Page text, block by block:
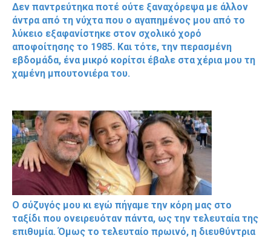
Δεν παντρεύτηκα ποτέ ούτε ξαναχόρεψα με άλλον
άντρα από τη νύχτα που ο αγαπημένος μου από το
λύκειο εξαφανίστηκε στον σχολικό χορό
αποφοίτησης το 1985. Και τότε, την περασμένη
εβδομάδα, ένα μικρό κορίτσι έβαλε στα χέρια μου τη
χαμένη μπουτονιέρα του.
Ο σύζυγός μου κι εγώ πήγαμε την κόρη μας στο
ταξίδι που ονειρευόταν πάντα, ως την τελευταία της
επιθυμία. Όμως το τελευταίο πρωινό, η διευθύντρια